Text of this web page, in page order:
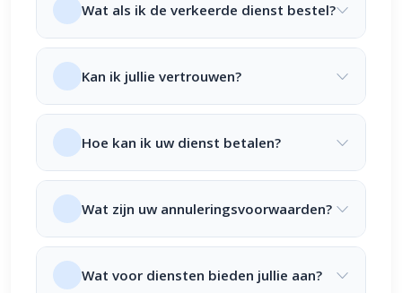
Wat als ik de verkeerde dienst bestel?
Kan ik jullie vertrouwen?
Hoe kan ik uw dienst betalen?
Wat zijn uw annuleringsvoorwaarden?
Wat voor diensten bieden jullie aan?